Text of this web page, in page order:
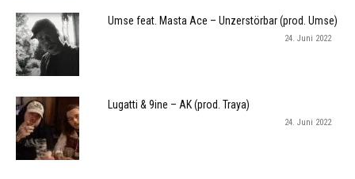
Umse feat. Masta Ace – Unzerstörbar (prod. Umse)
24. Juni 2022
Lugatti & 9ine – AK (prod. Traya)
24. Juni 2022